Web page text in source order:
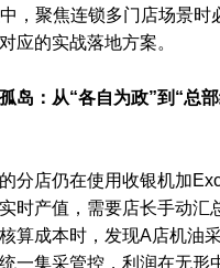
，聚焦连锁多门店场景时
应的实战落地方案。
岛：从“各自为政”到“总
分店仍在使用收银机加
时产值，需要店长手动汇
算成本时，发现A店机油
一集采管控，利润在无形